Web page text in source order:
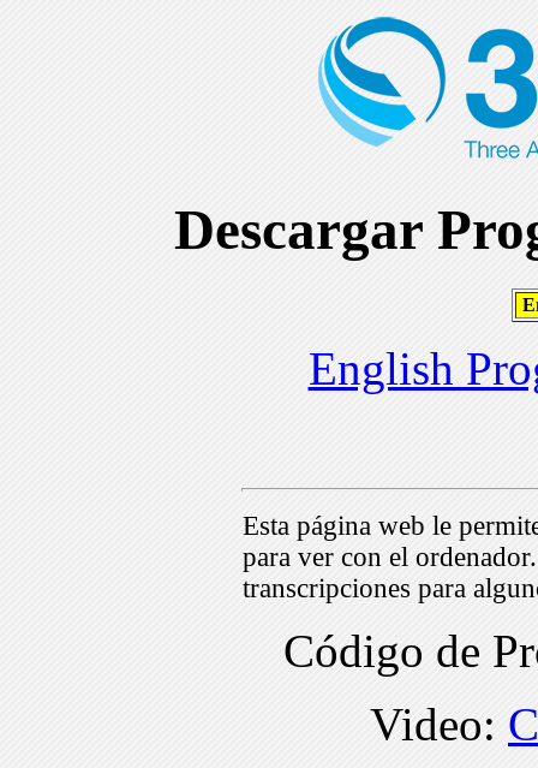
Descargar
English
Esta página web le
para ver con el
transcripciones para
Código de
Video: